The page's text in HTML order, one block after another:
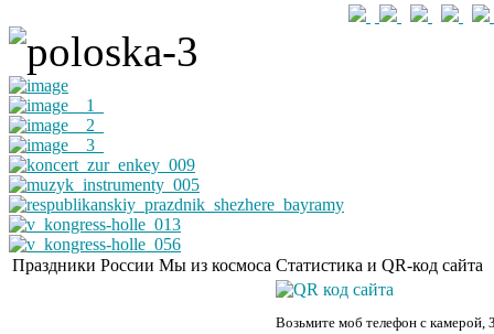
Праздники России Мы из космоса Статистика и QR-код сайта
Возьмите моб телефон с камерой,